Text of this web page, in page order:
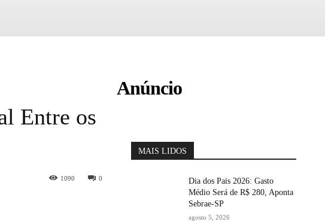
Entre os
0
1090
Anúncio
MAIS LIDOS
Dia dos Pais 2026: Gasto
Médio Será de R$ 280, Aponta
Sebrae-SP
agosto 5, 2026